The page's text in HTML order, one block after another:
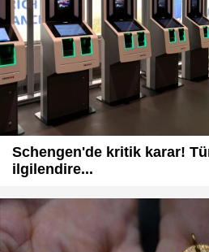
Schengen'de kritik karar!
ilgilendire...